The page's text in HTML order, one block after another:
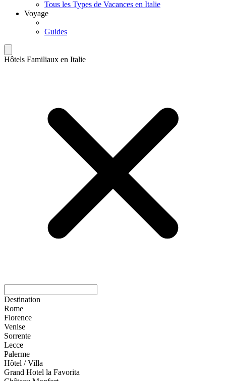
Tous les Types de Vacances en Italie
Voyage
Guides
Hôtels Familiaux en Italie
Destination
Rome
Florence
Venise
Sorrente
Lecce
Palerme
Hôtel / Villa
Grand Hotel la Favorita